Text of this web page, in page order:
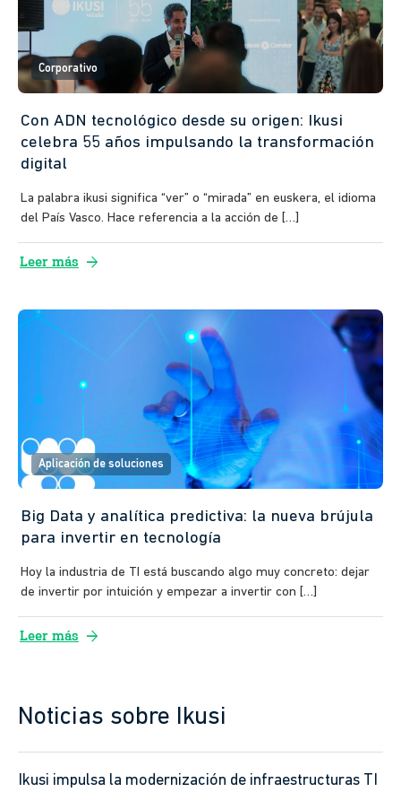
Corporativo
Con ADN tecnológico desde su origen: Ikusi
celebra 55 años impulsando la transformación
digital
La palabra ikusi significa “ver” o “mirada” en euskera, el idioma
del País Vasco. Hace referencia a la acción de […]
Leer más arrow_forward
Aplicación de soluciones
Big Data y analítica predictiva: la nueva brújula
para invertir en tecnología
Hoy la industria de TI está buscando algo muy concreto: dejar
de invertir por intuición y empezar a invertir con […]
Leer más arrow_forward
Noticias sobre Ikusi
Ikusi impulsa la modernización de infraestructuras TI